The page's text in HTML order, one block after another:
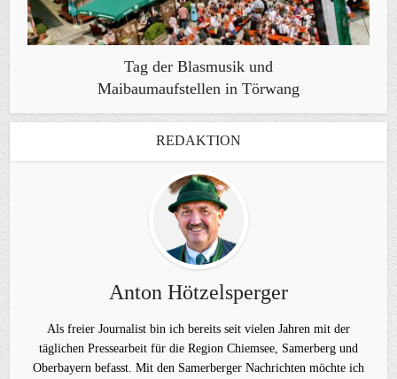
Tag der Blasmusik und
Maibaumaufstellen in Törwang
REDAKTION
Anton Hötzelsperger
Als freier Journalist bin ich bereits seit vielen Jahren mit der
täglichen Pressearbeit für die Region Chiemsee, Samerberg und
Oberbayern befasst. Mit den Samerberger Nachrichten möchte ich